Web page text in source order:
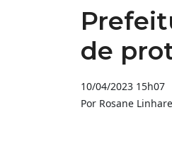
de
10/04/2023 15h07
Por Rosane